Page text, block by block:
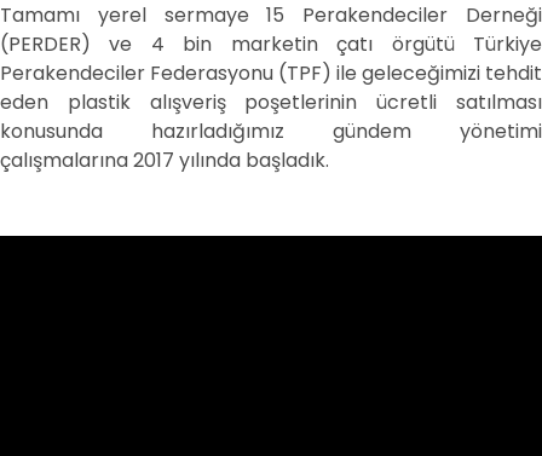
Tamamı yerel sermaye 15 Perakendeciler Derneği
(PERDER) ve 4 bin marketin çatı örgütü Türkiye
Perakendeciler Federasyonu (TPF) ile geleceğimizi tehdit
eden plastik alışveriş poşetlerinin ücretli satılması
konusunda hazırladığımız gündem yönetimi
çalışmalarına 2017 yılında başladık.